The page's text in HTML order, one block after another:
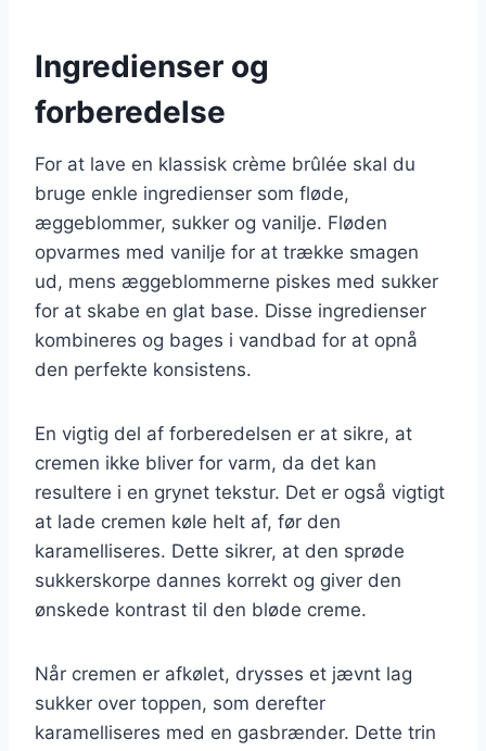
Ingredienser og
forberedelse
For at lave en klassisk crème brûlée skal du
bruge enkle ingredienser som fløde,
æggeblommer, sukker og vanilje. Fløden
opvarmes med vanilje for at trække smagen
ud, mens æggeblommerne piskes med sukker
for at skabe en glat base. Disse ingredienser
kombineres og bages i vandbad for at opnå
den perfekte konsistens.
En vigtig del af forberedelsen er at sikre, at
cremen ikke bliver for varm, da det kan
resultere i en grynet tekstur. Det er også vigtigt
at lade cremen køle helt af, før den
karamelliseres. Dette sikrer, at den sprøde
sukkerskorpe dannes korrekt og giver den
ønskede kontrast til den bløde creme.
Når cremen er afkølet, drysses et jævnt lag
sukker over toppen, som derefter
karamelliseres med en gasbrænder. Dette trin